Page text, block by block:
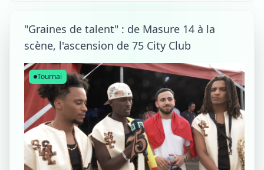
"Graines de talent" : de Masure 14 à la
scène, l'ascension de 75 City Club
Tournai